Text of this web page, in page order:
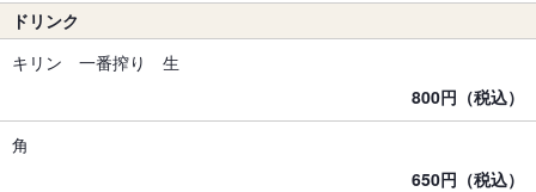
ドリンク
キリン 一番搾り 生
800円（税込）
角
650円（税込）